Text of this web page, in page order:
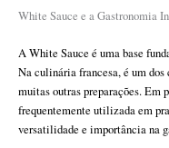
White Sauce e a Gastronomia
A White Sauce é uma base
Na culinária francesa, é um dos
muitas outras preparações. Em
frequentemente utilizada em
versatilidade e importância na